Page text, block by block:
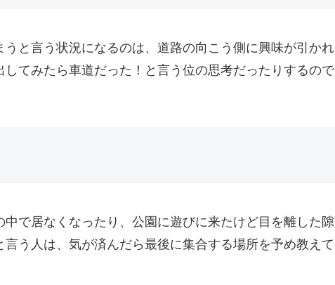
と言う状況になるのは、道路の向こう側に興味が引かれ
てみたら車道だった！と言う位の思考だったりするので
で居なくなったり、公園に遊びに来たけど目を離した隙
う人は、気が済んだら最後に集合する場所を予め教えて